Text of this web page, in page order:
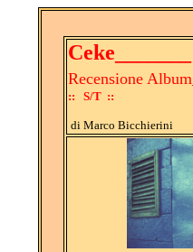
Ceke_______
Recensione Album_
:: S/T ::
di Marco Bicchierini